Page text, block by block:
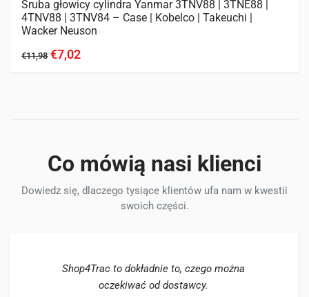
Śruba głowicy cylindra Yanmar 3TNV88 | 3TNE88 |
4TNV88 | 3TNV84 – Case | Kobelco | Takeuchi |
Wacker Neuson
€11,98 €7,02
Co mówią nasi klienci
Dowiedz się, dlaczego tysiące klientów ufa nam w kwestii
swoich części.
Shop4Trac to dokładnie to, czego można
oczekiwać od dostawcy.